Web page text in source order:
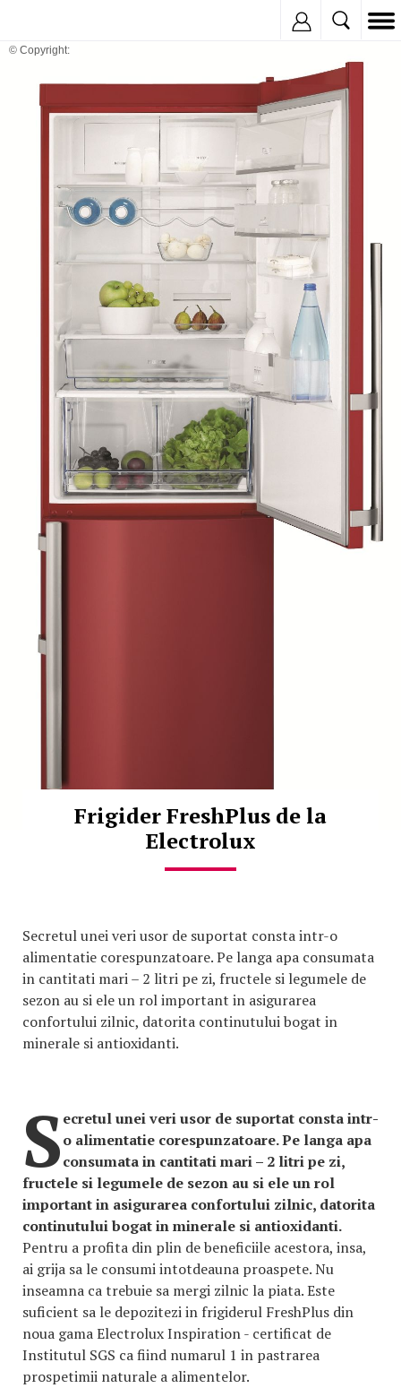
© Copyright:
Frigider FreshPlus de la
Electrolux
Secretul unei veri usor de suportat consta intr-o
alimentatie corespunzatoare. Pe langa apa consumata
in cantitati mari – 2 litri pe zi, fructele si legumele de
sezon au si ele un rol important in asigurarea
confortului zilnic, datorita continutului bogat in
minerale si antioxidanti.
Secretul unei veri usor de suportat consta intr-
o alimentatie corespunzatoare. Pe langa apa
consumata in cantitati mari – 2 litri pe zi,
fructele si legumele de sezon au si ele un rol
important in asigurarea confortului zilnic, datorita
continutului bogat in minerale si antioxidanti.
Pentru a profita din plin de beneficiile acestora, insa,
ai grija sa le consumi intotdeauna proaspete. Nu
inseamna ca trebuie sa mergi zilnic la piata. Este
suficient sa le depozitezi in frigiderul FreshPlus din
noua gama Electrolux Inspiration - certificat de
Institutul SGS ca fiind numarul 1 in pastrarea
prospetimii naturale a alimentelor.